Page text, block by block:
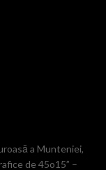
a Munteniei,
de 45o15” –